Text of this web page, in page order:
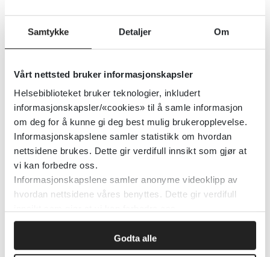
Samtykke Detaljer Om
Vårt nettsted bruker informasjonskapsler
Helsebiblioteket bruker teknologier, inkludert
informasjonskapsler/«cookies» til å samle informasjon
om deg for å kunne gi deg best mulig brukeropplevelse.
Informasjonskapslene samler statistikk om hvordan
nettsidene brukes. Dette gir verdifull innsikt som gjør at
vi kan forbedre oss.
Informasjonskapslene samler anonyme videoklipp av
hvordan nettsidene våres benyttes. Dette gir verdifull
Godta alle
Illustrasjonsbilde. Foto: Oda Hveem
Publisert 10. november 2022
Klikk her for å lese artikkelen.